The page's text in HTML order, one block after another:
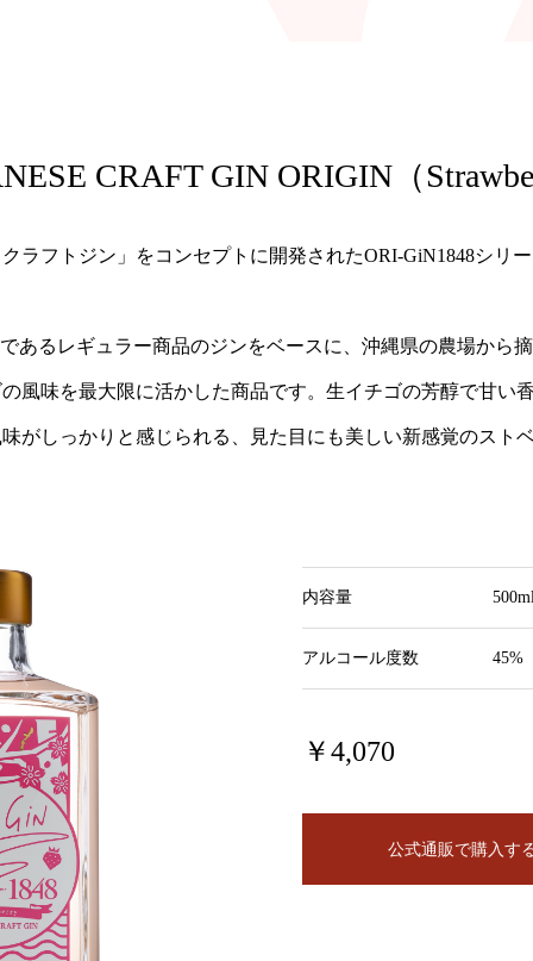
CRAFT GIN ORIGIN（
ラフトジン」をコンセプトに開発されたORI-GiN1848シリ
あるレギュラー商品のジンをベースに、沖縄県の農場から
風味を最大限に活かした商品です。生イチゴの芳醇で甘い
がしっかりと感じられる、見た目にも美しい新感覚のスト
内容量
アルコール度数 45%
￥4,070
公式通販で購入す